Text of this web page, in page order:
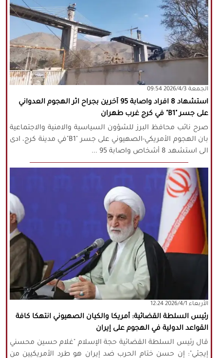
‫‫الجمعة‬‬ 2026/4/3 09:54
استشهاد 8 افراد واصابة 95 آخرين بجراح اثر الهجوم العدواني
على جسر "B1" في كرج غرب طهران
صرح نائب محافظ البرز للشؤون السياسية والامنية والاجتماعية
بان الهجوم الأمريكي-الصهيوني على جسر "B1"في مدينة كرج، ادى
الى استشهد 8 أشخاص واصابة 95 ...
‫‫الأربعاء‬‬ 2026/4/1 12:24
رئيس السلطة القضائية: أمريكا والكيان الصهيوني انتهكا كافة
القواعد الدولية في الهجوم على إيران
قال رئيس السلطة القضائية حجة الإسلام "غلام حسين محسني
إيجئي": إن حسن ختام الحرب ضد إيران هو طرد الأمريكيين من